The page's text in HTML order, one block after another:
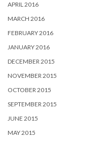
APRIL 2016
MARCH 2016
FEBRUARY 2016
JANUARY 2016
DECEMBER 2015
NOVEMBER 2015
OCTOBER 2015
SEPTEMBER 2015
JUNE 2015
MAY 2015